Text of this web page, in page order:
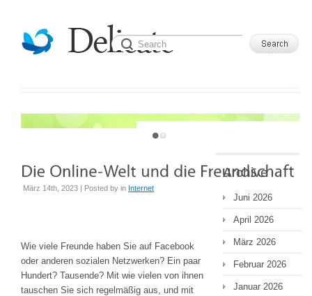
JUST ANOTHER WORDPRESS SITE
März 14th, 2023 | Posted by in Internet
Wie viele Freunde haben Sie auf Facebook
oder anderen sozialen Netzwerken? Ein paar
Hundert? Tausende? Mit wie vielen von ihnen
tauschen Sie sich regelmäßig aus, und mit
Archive
Juni 2026
April 2026
März 2026
Februar 2026
Januar 2026